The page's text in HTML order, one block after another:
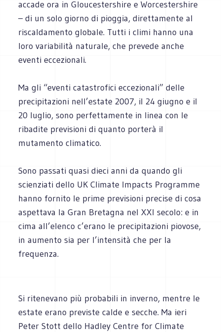
accade ora in Gloucestershire e Worcestershire
– di un solo giorno di pioggia, direttamente al
riscaldamento globale. Tutti i climi hanno una
loro variabilità naturale, che prevede anche
eventi eccezionali.
Ma gli “eventi catastrofici eccezionali” delle
precipitazioni nell’estate 2007, il 24 giugno e il
20 luglio, sono perfettamente in linea con le
ribadite previsioni di quanto porterà il
mutamento climatico.
Sono passati quasi dieci anni da quando gli
scienziati dello UK Climate Impacts Programme
hanno fornito le prime previsioni precise di cosa
aspettava la Gran Bretagna nel XXI secolo: e in
cima all’elenco c’erano le precipitazioni piovose,
in aumento sia per l’intensità che per la
frequenza.
Si ritenevano più probabili in inverno, mentre le
estate erano previste calde e secche. Ma ieri
Peter Stott dello Hadley Centre for Climate